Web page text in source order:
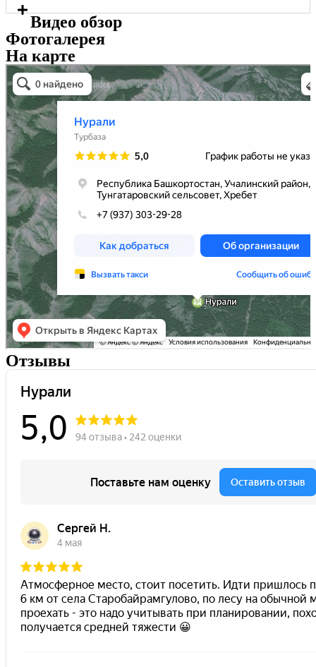
Видео обзор
Фотогалерея
На карте
Нурали
Горная вершина в Республике Башкортостан
Отзывы